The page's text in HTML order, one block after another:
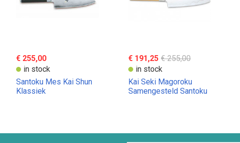
€ 255,00
in stock
Santoku Mes Kai Shun
Klassiek
€ 191,25 € 255,00
in stock
Kai Seki Magoroku
Samengesteld Santoku